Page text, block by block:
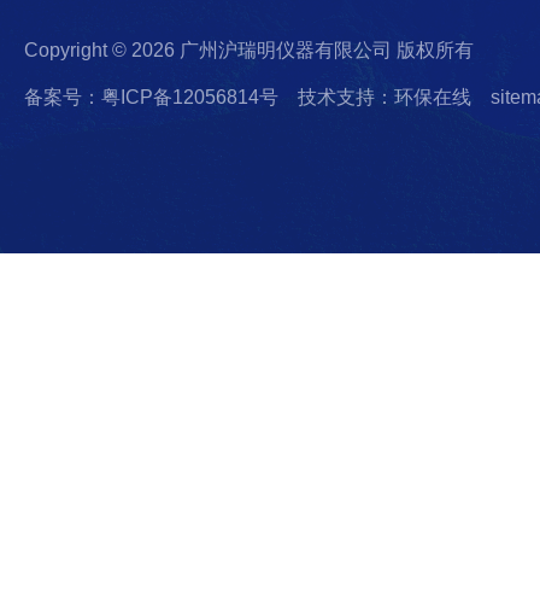
Copyright © 2026 广州沪瑞明仪器有限公司 版权所有
备案号：粤ICP备12056814号 技术支持：环保在线